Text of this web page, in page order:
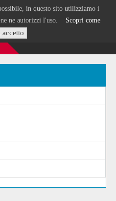
in questo sito utilizziamo i
ne autorizzi l'uso. Scopri come
accetto